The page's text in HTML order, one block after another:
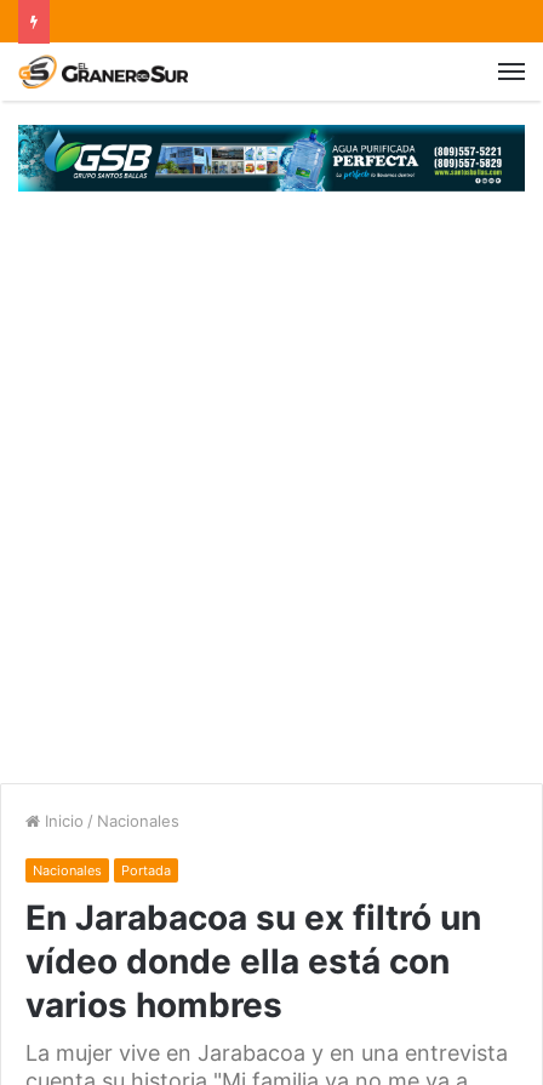
Inicio / Nacionales
Nacionales Portada
En Jarabacoa su ex filtró un
vídeo donde ella está con
varios hombres
La mujer vive en Jarabacoa y en una entrevista